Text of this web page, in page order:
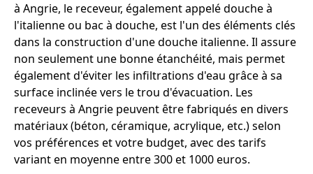
à Angrie, le receveur, également appelé douche à
l'italienne ou bac à douche, est l'un des éléments clés
dans la construction d'une douche italienne. Il assure
non seulement une bonne étanchéité, mais permet
également d'éviter les infiltrations d'eau grâce à sa
surface inclinée vers le trou d'évacuation. Les
receveurs à Angrie peuvent être fabriqués en divers
matériaux (béton, céramique, acrylique, etc.) selon
vos préférences et votre budget, avec des tarifs
variant en moyenne entre 300 et 1000 euros.